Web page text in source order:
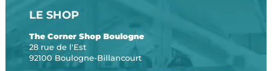
LE SHOP
The Corner Shop Boulogne
28 rue de l'Est
92100 Boulogne-Billancourt